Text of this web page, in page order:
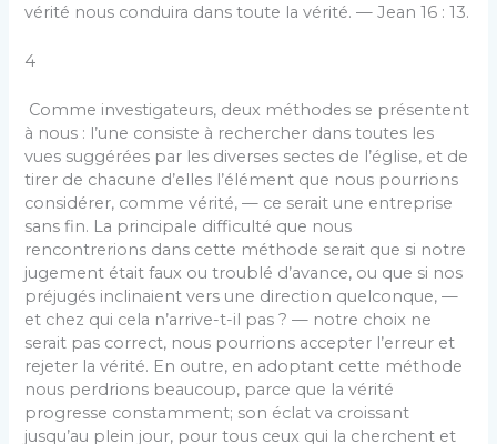
vérité nous conduira dans toute la vérité. — Jean 16 : 13.
4
Comme investigateurs, deux méthodes se présentent
à nous : l’une consiste à rechercher dans toutes les
vues suggérées par les diverses sectes de l’église, et de
tirer de chacune d’elles l’élément que nous pourrions
considérer, comme vérité, — ce serait une entreprise
sans fin. La principale difficulté que nous
rencontrerions dans cette méthode serait que si notre
jugement était faux ou troublé d’avance, ou que si nos
préjugés inclinaient vers une direction quelconque, —
et chez qui cela n’arrive-t-il pas ? — notre choix ne
serait pas correct, nous pourrions accepter l’erreur et
rejeter la vérité. En outre, en adoptant cette méthode
nous perdrions beaucoup, parce que la vérité
progresse constamment; son éclat va croissant
jusqu’au plein jour, pour tous ceux qui la cherchent et